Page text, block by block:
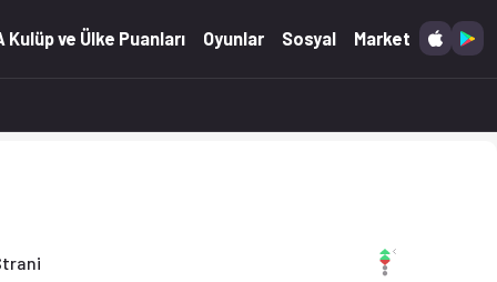
Kulüp ve Ülke Puanları Oyunlar Sosyal Market